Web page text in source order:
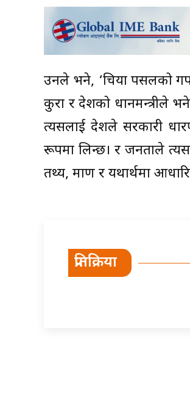
उनले भने, ‘चिया पसलको
कुरा र देशको प्रधानमन्त्रीले
त्यसलाई देशले सरकारी
रूपमा लिन्छ। र जनताले
तथ्य, प्रमाण र यथार्थमा
प्रतिक्रिया